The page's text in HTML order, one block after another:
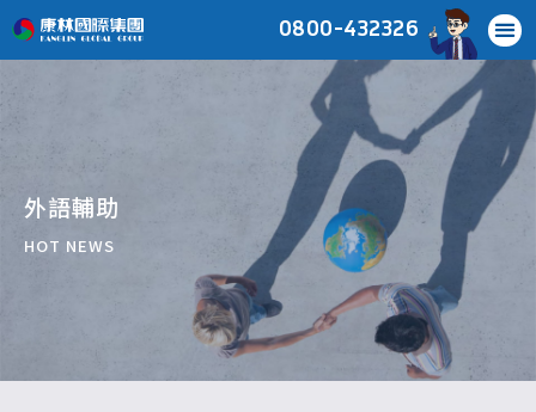
0800-432326
外語輔助
HOT NEWS